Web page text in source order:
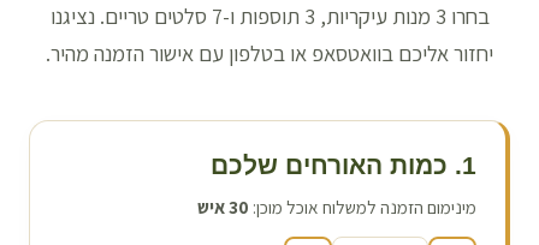
בחרו 3 מנות עיקריות, 3 תוספות ו-7 סלטים טריים. נציגנו
יחזור אליכם בוואטסאפ או בטלפון עם אישור הזמנה מהיר.
1. כמות האורחים שלכם
מינימום הזמנה למשלוח אוכל מוכן: 30איש